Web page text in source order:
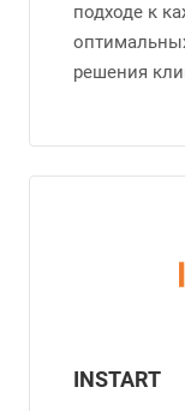
подходе к
решения
INSTART